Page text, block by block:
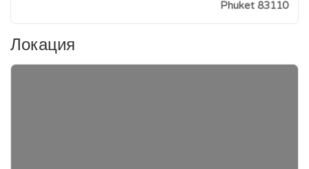
Phuket 83110
Локация